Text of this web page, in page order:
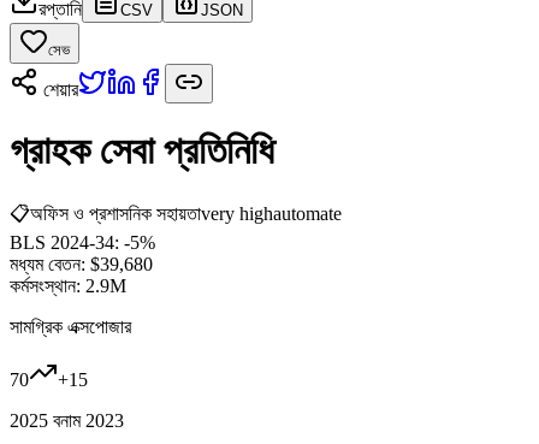
রপ্তানি CSV JSON
সেভ
শেয়ার
গ্রাহক সেবা প্রতিনিধি
📋অফিস ও প্রশাসনিক সহায়তাvery highautomate
BLS 2024-34: -5%
মধ্যম বেতন: $39,680
কর্মসংস্থান: 2.9M
সামগ্রিক এক্সপোজার
70 +15
2025 বনাম 2023